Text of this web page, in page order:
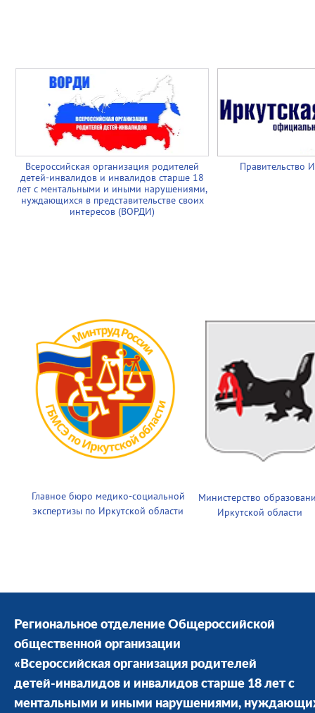
Всероссийская организация родителей
детей-инвалидов и инвалидов старше 18
лет с ментальными и иными нарушениями,
нуждающихся в представительстве своих
интересов (ВОРДИ)
Правительство
Главное бюро медико-социальной
экспертизы по Иркутской области
Министерство
Иркутской области
Региональное отделение Общероссийской
общественной организации
«Всероссийская организация родителей
детей-инвалидов и инвалидов старше 18 лет с
ментальными и иными нарушениями,